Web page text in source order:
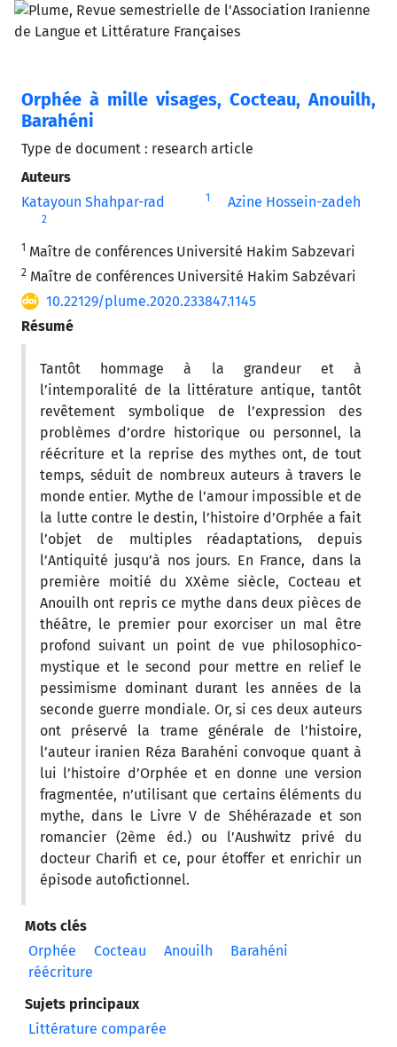
Orphée à mille visages, Cocteau, Anouilh,
Barahéni
Type de document : research article
Auteurs
Katayoun Shahpar-rad
1 Azine Hossein-zadeh
2
1 Maître de conférences Université Hakim Sabzevari
2 Maître de conférences Université Hakim Sabzévari
10.22129/plume.2020.233847.1145
Résumé
Tantôt hommage à la grandeur et à
l’intemporalité de la littérature antique, tantôt
revêtement symbolique de l’expression des
problèmes d’ordre historique ou personnel, la
réécriture et la reprise des mythes ont, de tout
temps, séduit de nombreux auteurs à travers le
monde entier. Mythe de l’amour impossible et de
la lutte contre le destin, l’histoire d’Orphée a fait
l’objet de multiples réadaptations, depuis
l’Antiquité jusqu’à nos jours. En France, dans la
première moitié du XXème siècle, Cocteau et
Anouilh ont repris ce mythe dans deux pièces de
théâtre, le premier pour exorciser un mal être
profond suivant un point de vue philosophico-
mystique et le second pour mettre en relief le
pessimisme dominant durant les années de la
seconde guerre mondiale. Or, si ces deux auteurs
ont préservé la trame générale de l’histoire,
l’auteur iranien Réza Barahéni convoque quant à
lui l’histoire d’Orphée et en donne une version
fragmentée, n’utilisant que certains éléments du
mythe, dans le Livre V de Shéhérazade et son
romancier (2ème éd.) ou l’Aushwitz privé du
docteur Charifi et ce, pour étoffer et enrichir un
épisode autofictionnel.
Mots clés
Orphée
Cocteau Anouilh
Barahéni
réécriture
Sujets principaux
Littérature comparée